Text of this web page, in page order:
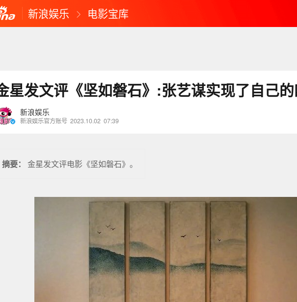
新浪娱乐 电影宝库
星发文评《坚如磐石》:张艺谋实现了自己
新浪娱乐
新浪娱乐官方账号 2023.10.02 07:39
摘要： 金星发文评电影《坚如磐石》。